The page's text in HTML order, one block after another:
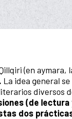
(en
La idea general
diversos
(de
dos